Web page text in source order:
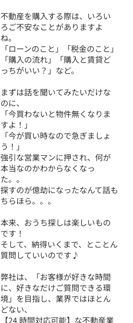
不動産を購入する際は、いろい
ろご不安なことがありますよ
ね。
「ローンのこと」「税金のこと」
「購入の流れ」「購入と賃貸ど
っちがいい？」など。
まずは話を聞いてみたいだけな
のに、
「今買わないと物件無くなりま
すよ！」
「今が買い時なので急ぎましょ
う！」
強引な営業マンに押され、何が
本当なのかわからなくなっ
た。。
探すのが億劫になったなんて話も
ちらほら。。。
本来、おうち探しは楽しいもの
です！
そして、納得いくまで、とことん
質問していいのです♪
弊社は、「お客様が好きな時間
に、好きなだけご質問できる環
境」を目指し、業界ではほとん
どない、
【24 時間対応可能】な不動産業